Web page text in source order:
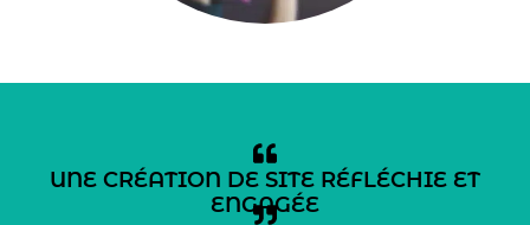
UNE CRÉATION DE SITE RÉFLÉCHIE ET
ENGAGÉE